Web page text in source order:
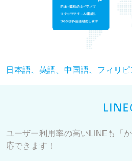
日本語、英語、中国語、フィリ
ユーザー利用率の高いLINEも「
応できます！